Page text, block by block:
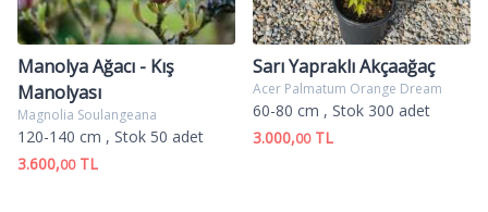
Manolya Ağacı - Kış
Manolyası
Magnolia Soulangeana
120-140 cm , Stok 50 adet
3.600,00TL
Sarı Yapraklı Akçaağaç
Acer Palmatum Orange Dream
60-80 cm , Stok 300 adet
3.000,00TL